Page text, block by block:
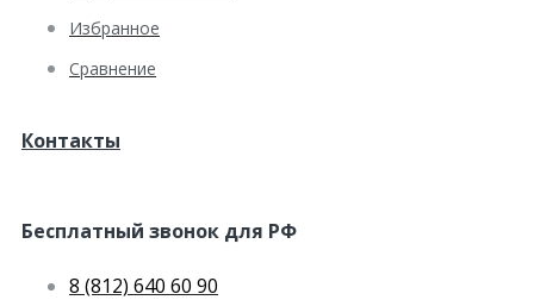
Избранное
Сравнение
Контакты
Бесплатный звонок для РФ
8 (812) 640 60 90